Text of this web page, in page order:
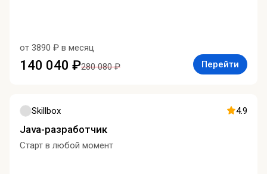
от 3890 ₽ в месяц
140 040 ₽280 080 ₽ Перейти
Skillbox 4.9
Java-разработчик
Старт в любой момент